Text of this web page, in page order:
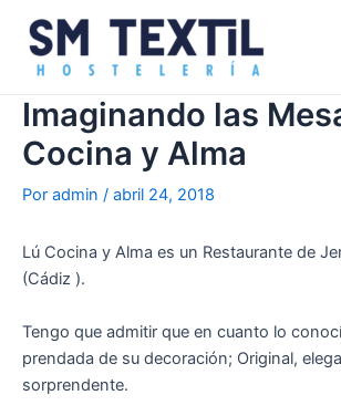
contenido
Imaginando las
Cocina y Alma
Por admin / abril 24, 2018
Lú Cocina y Alma es un Restaurante de
(Cádiz ).
Tengo que admitir que en cuanto lo
prendada de su decoración; Original,
sorprendente.
de
entradas